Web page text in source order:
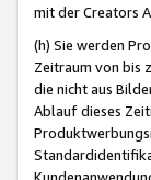
mit der Creators
(h) Sie werden
Zeitraum von bis
die nicht aus
Ablauf dieses